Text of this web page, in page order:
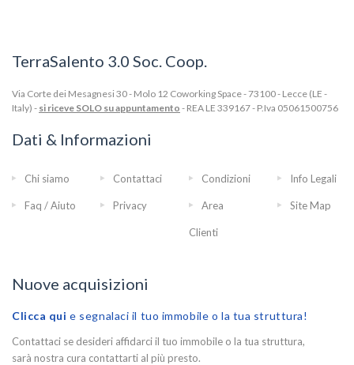
TerraSalento 3.0 Soc. Coop.
Via Corte dei Mesagnesi 30 - Molo 12 Coworking Space - 73100 - Lecce (LE -
Italy) - si riceve SOLO su appuntamento - REA LE 339167 - P.Iva 05061500756
Dati & Informazioni
Chi siamo Contattaci Condizioni Info Legali
Faq / Aiuto Privacy Area
Clienti
Site Map
Nuove acquisizioni
Clicca qui e segnalaci il tuo immobile o la tua struttura!
Contattaci se desideri affidarci il tuo immobile o la tua struttura,
sarà nostra cura contattarti al più presto.